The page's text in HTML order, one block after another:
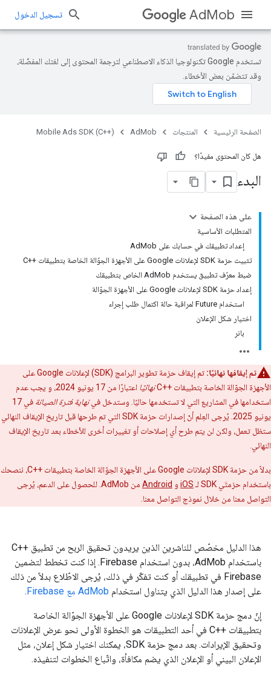
AdMob تسجيل الدخول
تستخدم Google تكنولوجيا الذكاء الاصطناعي لترجمة المحتوى إلى لغتك المفضّلة،
وقد تتضمّن بعض الأخطاء.
الصفحة الرئيسية المنتجات AdMob
Mobile Ads SDK (C++)
هل كان المحتوى مفيدًا؟
البدء
على هذه الصفحة
المتطلبات الأساسية
إعداد تطبيقك في حسابك على AdMob
تثبيت حزمة SDK لإعلانات Google على الأجهزة الجوّالة الخاصة بتطبيقات ++C
ضبط معرّف تطبيق يستخدم AdMob الخاص بتطبيقك
إعداد حزمة SDK لإعلانات Google على الأجهزة الجوّالة
استخدام Future لمراقبة حالة اكتمال طلب إجراء
اختيار شكل الإعلان
بانر
تم إيقافها نهائيًا:
تم إيقاف حزمة تطوير البرامج (SDK) لإعلانات Google على
الأجهزة الجوّالة الخاصة بتطبيقات ++C
نهائيًا
اعتبارًا من 17 يونيو 2024، و يجب عدم
استخدامها في المشاريع التي لا تستخدمها حاليًا. وستدخل فينهاية فترة الصيانة
في 17
يونيو 2025. يُرجى العِلم أنّ إصدارات حزمة SDK التي تم طرحها قبل تاريخ الإيقاف النهائي
ستظل تعمل، ولكن لن يتم طرح أي إصلاحات أو تغييرات أخرى للأخطاء بعد تاريخ الإيقاف
النهائي.
بدلاً من حزمة SDK لإعلانات Google على الأجهزة الجوّالة الخاصة بتطبيقات ++C، ننصحك
باستخدام حزمتَي SDK لـ
iOS و Android
من AdMob. للحصول على الدعم، يُرجى
التواصل معنا من خلال نموذج التواصل معنا.
هذا الدليل مخصّص للناشرين الذين يريدون تحقيق الربح من تطبيق ++C
باستخدام AdMob، بدون استخدام Firebase. إذا كنت تخطط لتضمين
Firebase في تطبيقك أو كنت تفكّر في ذلك، يُرجى الاطّلاع بدلاً من ذلك
على إصدار هذا الدليل الذي يتناول استخدام AdMob مع Firebase .
إنّ دمج حزمة SDK لإعلانات Google على الأجهزة الجوّالة الخاصة
بتطبيقات ++C في أحد التطبيقات هو الخطوة الأولى نحو عرض الإعلانات
وتحقيق الإيرادات. بعد دمج حزمة SDK، يمكنك اختيار شكل إعلان، مثل
الإعلان البيني أو الإعلان الذي يضم مكافأة، واتّباع الخطوات لتنفيذه.